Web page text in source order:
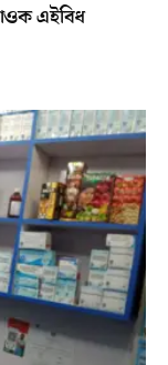
এইবিধ